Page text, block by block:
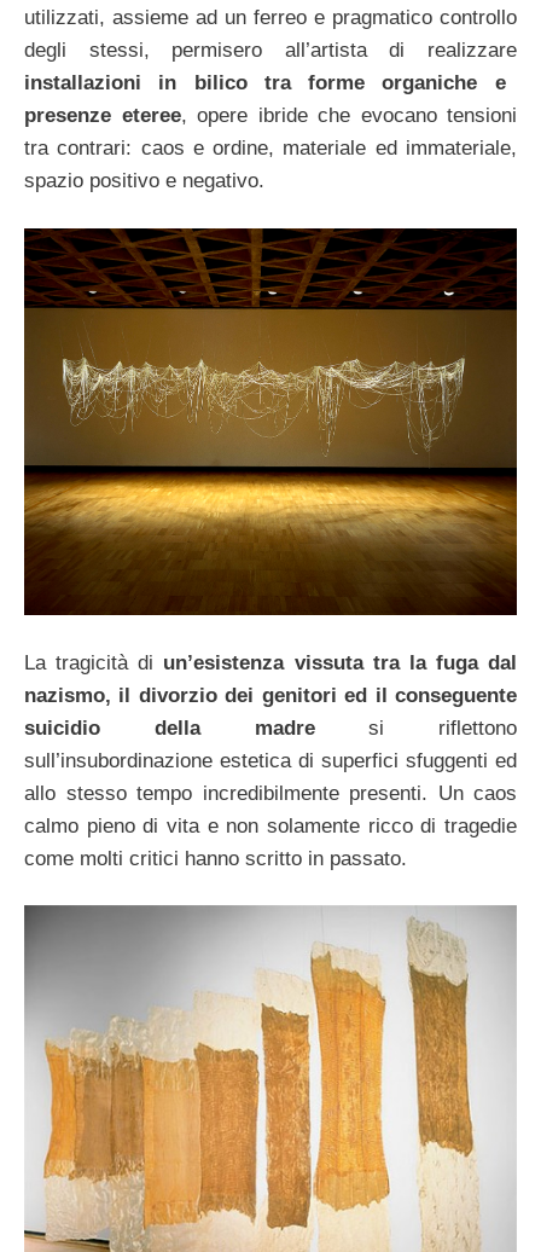
utilizzati, assieme ad un ferreo e pragmatico controllo
degli stessi, permisero all’artista di realizzare
installazioni in bilico tra forme organiche e
presenze eteree, opere ibride che evocano tensioni
tra contrari: caos e ordine, materiale ed immateriale,
spazio positivo e negativo.
La tragicità di un’esistenza vissuta tra la fuga dal
nazismo, il divorzio dei genitori ed il conseguente
suicidio della madresi riflettono
sull’insubordinazione estetica di superfici sfuggenti ed
allo stesso tempo incredibilmente presenti. Un caos
calmo pieno di vita e non solamente ricco di tragedie
come molti critici hanno scritto in passato.